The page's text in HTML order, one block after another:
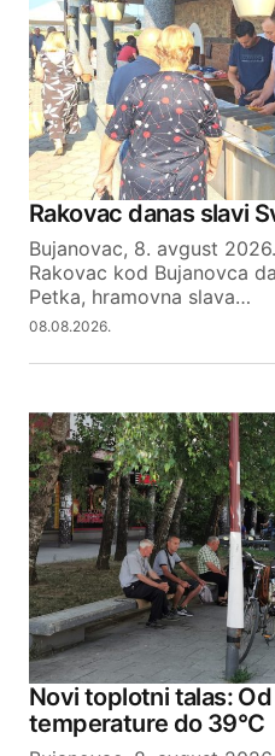
Rakovac danas slavi
Bujanovac, 8. avgust
Rakovac kod Bujanovca
Petka, hramovna slava…
08.08.2026.
Novi toplotni talas:
temperature do 39°C